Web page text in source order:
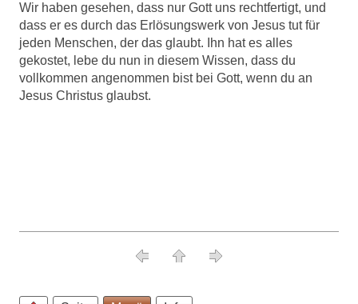
Wir haben gesehen, dass nur Gott uns rechtfertigt, und
dass er es durch das Erlösungswerk von Jesus tut für
jeden Menschen, der das glaubt. Ihn hat es alles
gekostet, lebe du nun in diesem Wissen, dass du
vollkommen angenommen bist bei Gott, wenn du an
Jesus Christus glaubst.